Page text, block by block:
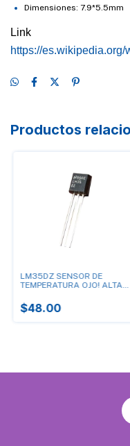
Dimensiones: 7.9*5.5mm
Link
https://
Productos
LM35DZ SENSOR DE
TEMPERATURA OJO! ALTA
Y CHECADO AL 100!
$48.00